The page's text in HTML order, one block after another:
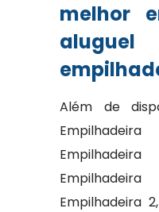
melhor
Além de
Empilhadeira